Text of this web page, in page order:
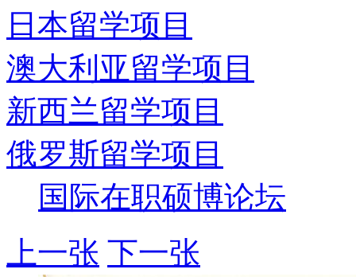
日本留学项目
澳大利亚留学项目
新西兰留学项目
俄罗斯留学项目
国际在职硕博论坛
上一张 下一张